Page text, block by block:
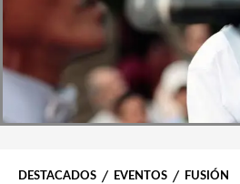
DESTACADOS EVENTOS FUSIÓN